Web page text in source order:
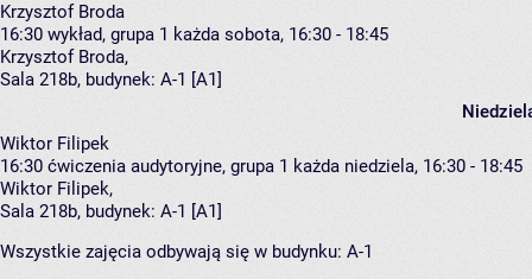
Krzysztof Broda
16:30 wykład, grupa 1 każda sobota, 16:30 - 18:45
Krzysztof Broda,
Sala 218b, budynek: A-1 [A1]
Wiktor Filipek
16:30 ćwiczenia audytoryjne, grupa 1 każda niedziela, 16:30 - 18:45
Wiktor Filipek,
Sala 218b, budynek: A-1 [A1]
Wszystkie zajęcia odbywają się w budynku: A-1